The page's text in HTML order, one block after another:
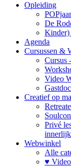
Opleiding
De
Kinder)
Agenda
Cursussen &
Cursus
Video
Creatief op
Privé
Webwinkel
Alle
♥